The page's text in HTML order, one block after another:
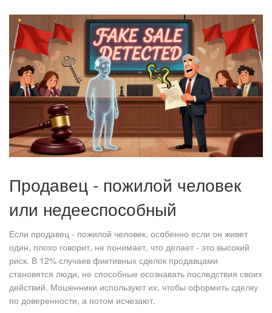
Продавец - пожилой человек
или недееспособный
Если продавец - пожилой человек, особенно если он живет
один, плохо говорит, не понимает, что делает - это высокий
риск. В 12% случаев фиктивных сделок продавцами
становятся люди, не способные осознавать последствия своих
действий. Мошенники используют их, чтобы оформить сделку
по доверенности, а потом исчезают.